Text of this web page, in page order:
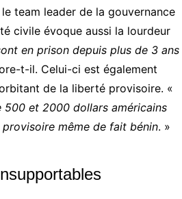
team leader de la gouvernance
civile évoque aussi la lourdeur
en prison depuis plus de 3 ans
t-il. Celui-ci est également
de la liberté provisoire. «
500 et 2000 dollars américains
même de fait bénin. »